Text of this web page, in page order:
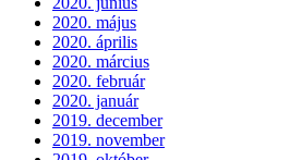
2020. május
2020. április
2020. március
2020. február
2020. január
2019. december
2019. november